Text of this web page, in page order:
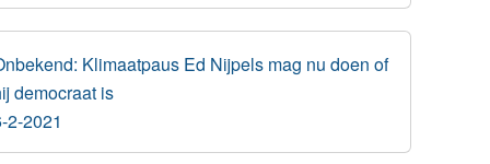
Klimaatpaus Ed Nijpels mag nu doen of
democraat is
2-2021